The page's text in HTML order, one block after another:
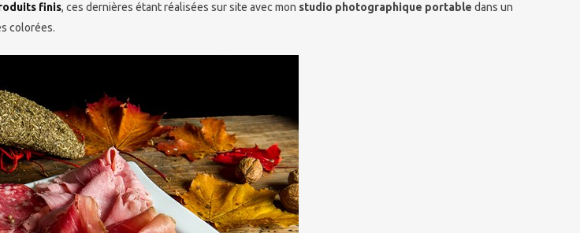
finis, ces dernières étant réalisées sur site avec mon studio photographique portable dans un
colorées.